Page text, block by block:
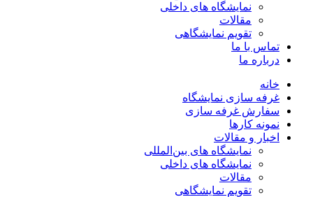
نمایشگاه های داخلی
مقالات
تقویم نمایشگاهی
تماس با ما
درباره ما
خانه
غرفه سازی نمایشگاه
سفارش غرفه سازی
نمونه کارها
اخبار و مقالات
نمایشگاه های بین‌المللی
نمایشگاه های داخلی
مقالات
تقویم نمایشگاهی